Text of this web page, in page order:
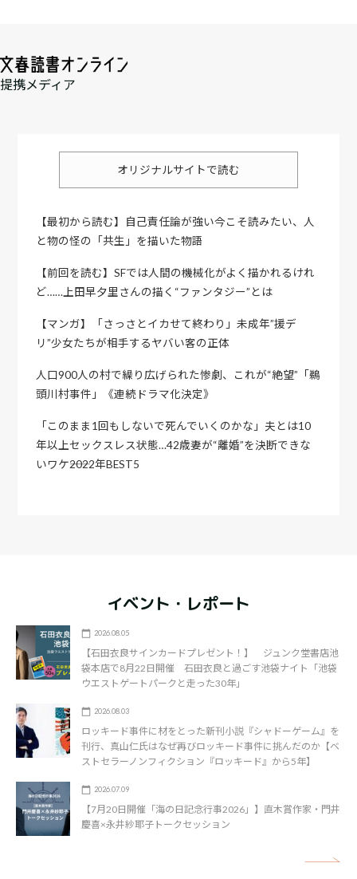
提携メディア
オリジナルサイトで読む
【最初から読む】自己責任論が強い今こそ読みたい、人
と物の怪の「共生」を描いた物語
【前回を読む】SFでは人間の機械化がよく描かれるけれ
ど……上田早夕里さんの描く“ファンタジー”とは
【マンガ】「さっさとイカせて終わり」未成年”援デ
リ”少女たちが相手するヤバい客の正体
人口900人の村で繰り広げられた惨劇、これが“絶望”「鵜
頭川村事件」《連続ドラマ化決定》
「このまま1回もしないで死んでいくのかな」夫とは10
年以上セックスレス状態…42歳妻が“離婚”を決断できな
いワケ――2022年BEST5
イベント・レポート
2026.08.05
【石田衣良サインカードプレゼント！】 ジュンク堂書店池
袋本店で8月22日開催 石田衣良と過ごす池袋ナイト「池袋
ウエストゲートパークと走った30年」
2026.08.03
ロッキード事件に材をとった新刊小説『シャドーゲーム』を
刊行、真山仁氏はなぜ再びロッキード事件に挑んだのか【ベ
ストセラーノンフィクション『ロッキード』から5年】
2026.07.09
【7月20日開催「海の日記念行事2026」】直木賞作家・門井
慶喜×永井紗耶子トークセッション